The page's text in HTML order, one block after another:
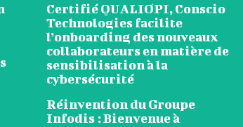
Certifié QUALIOPI, Conscio
Technologies facilite
l’onboarding des nouveaux
collaborateurs en matière de
sensibilisation à la
cybersécurité
Réinvention du Groupe
Infodis : Bienvenue à